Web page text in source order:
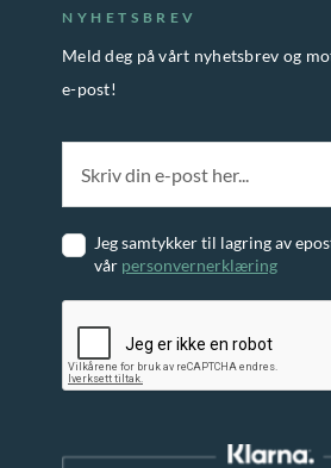
NYHETSBREV
Meld deg på vårt nyhetsbrev og
e-post!
Jeg samtykker til lagring av
vår personvernerklæring